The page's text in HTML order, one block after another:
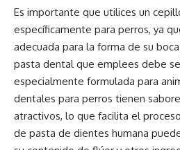
Es importante que utilices un
específicamente para perros, ya
adecuada para la forma de su
pasta dental que emplees debe
especialmente formulada para
dentales para perros tienen
atractivos, lo que facilita el
de pasta de dientes humana